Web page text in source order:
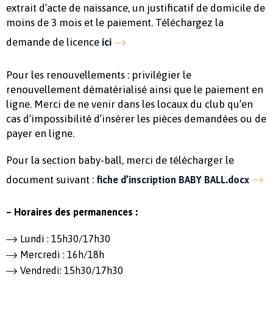
extrait d’acte de naissance, un justificatif de domicile de
moins de 3 mois et le paiement. Téléchargez la
demande de licence ici
Pour les renouvellements : privilégier le
renouvellement dématérialisé ainsi que le paiement en
ligne. Merci de ne venir dans les locaux du club qu’en
cas d’impossibilité d’insérer les pièces demandées ou de
payer en ligne.
Pour la section baby-ball, merci de télécharger le
document suivant : fiche d’inscription BABY BALL.docx
– Horaires des permanences :
Lundi : 15h30/17h30
Mercredi : 16h/18h
Vendredi: 15h30/17h30